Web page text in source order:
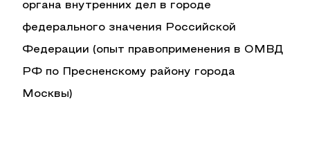
органа внутренних дел в городе
федерального значения Российской
Федерации (опыт правоприменения в ОМВД
РФ по Пресненскому району города
Москвы)